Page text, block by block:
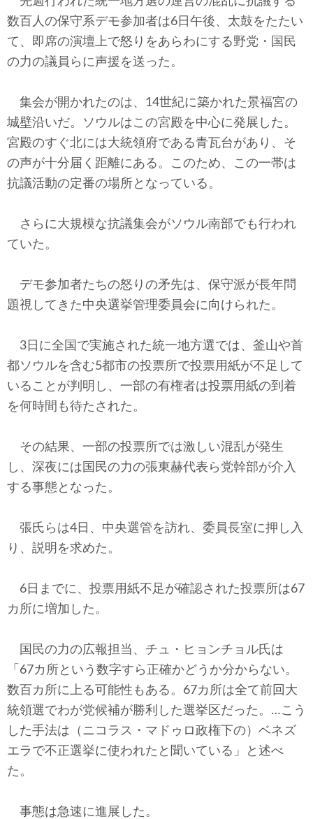
コメンタリー
社説
東アジア
東京発
数百人の保守系デモ参加者は6日午後、太鼓をたたい
て、即席の演壇上で怒りをあらわにする野党・国民
の力の議員らに声援を送った。
集会が開かれたのは、14世紀に築かれた景福宮の
城壁沿いだ。ソウルはこの宮殿を中心に発展した。
宮殿のすぐ北には大統領府である青瓦台があり、そ
の声が十分届く距離にある。このため、この一帯は
抗議活動の定番の場所となっている。
さらに大規模な抗議集会がソウル南部でも行われ
ていた。
デモ参加者たちの怒りの矛先は、保守派が長年問
題視してきた中央選挙管理委員会に向けられた。
3日に全国で実施された統一地方選では、釜山や首
都ソウルを含む5都市の投票所で投票用紙が不足して
いることが判明し、一部の有権者は投票用紙の到着
を何時間も待たされた。
その結果、一部の投票所では激しい混乱が発生
し、深夜には国民の力の張東赫代表ら党幹部が介入
する事態となった。
張氏らは4日、中央選管を訪れ、委員長室に押し入
り、説明を求めた。
6日までに、投票用紙不足が確認された投票所は67
カ所に増加した。
国民の力の広報担当、チュ・ヒョンチョル氏は
「67カ所という数字すら正確かどうか分からない。
数百カ所に上る可能性もある。67カ所は全て前回大
統領選でわが党候補が勝利した選挙区だった。…こう
した手法は（ニコラス・マドゥロ政権下の）ベネズ
エラで不正選挙に使われたと聞いている」と述べ
た。
事態は急速に進展した。